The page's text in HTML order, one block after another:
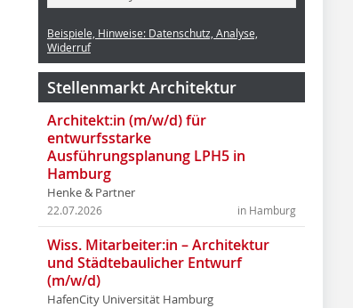
Beispiele, Hinweise: Datenschutz, Analyse,
Widerruf
Stellenmarkt Architektur
Architekt:in (m/w/d) für
entwurfsstarke
Ausführungsplanung LPH5 in
Hamburg
Henke & Partner
in Hamburg
22.07.2026
Wiss. Mitarbeiter:in – Architektur
und Städtebaulicher Entwurf
(m/w/d)
HafenCity Universität Hamburg